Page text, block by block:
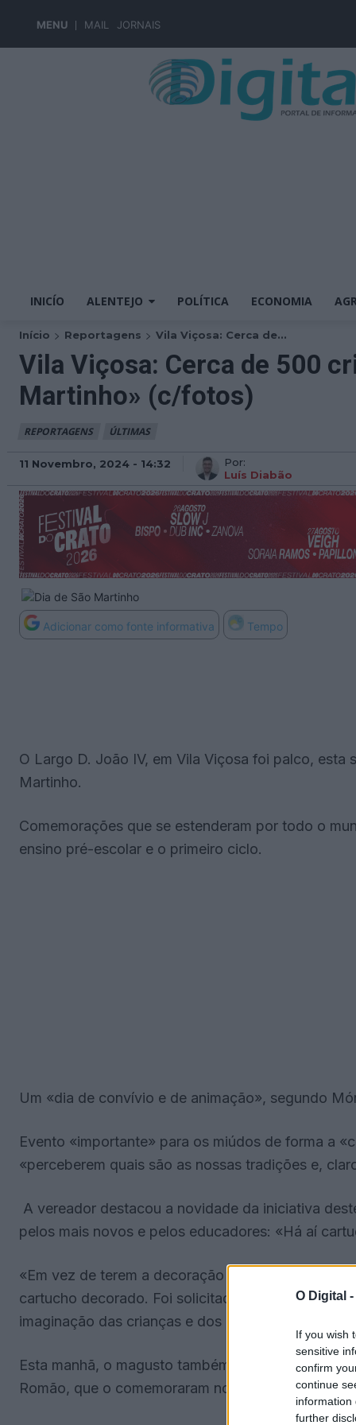
O Digital -
If you wish
sensitive
confirm
continue
information
further
MENU MAIL JORNAIS
INICÍO ALENTEJO POLÍTICA ECONOMIA
Início Reportagens Vila Viçosa: Cerca de...
Vila Viçosa: Cerca de 500
Martinho» (c/fotos)
REPORTAGENS ÚLTIMAS
11 Novembro, 2024 - 14:32
Por:
Luís Diabão
Adicionar como fonte informativa Tempo
O Largo D. João IV, em Vila Viçosa foi palco,
Martinho.
Comemorações que se estenderam por todo o
ensino pré-escolar e o primeiro ciclo.
Um «dia de convívio e de animação», segundo
Evento «importante» para os miúdos de forma a
«perceberem quais são as nossas tradições e,
A vereador destacou a novidade da iniciativa
pelos mais novos e pelos educadores: «Há aí
«Em vez de terem a decoração da Maria
cartucho decorado. Foi solicitado de forma a
imaginação das crianças e dos adultos».
Esta manhã, o magusto também chegou aos
Romão, que o comemoraram no Multiusos da